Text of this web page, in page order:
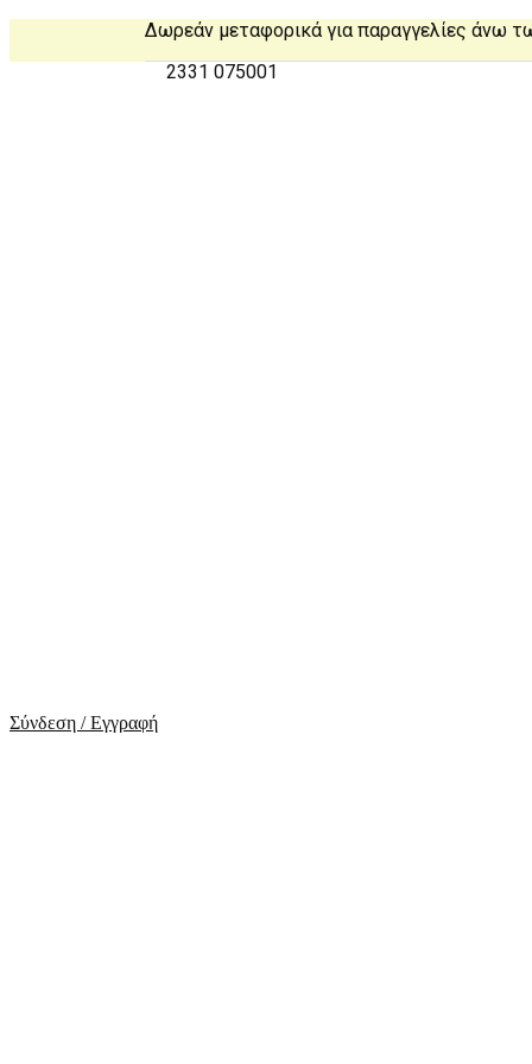
Δωρεάν μεταφορικά για παραγγελίες άνω
2331 075001
Σύνδεση / Εγγραφή